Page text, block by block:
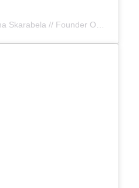
Ein Beitrag geteilt von Nina Skarabela // Founder OZN (@ozn_vegan)